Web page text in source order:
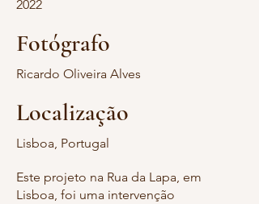
2022
Fotógrafo
Ricardo Oliveira Alves
Localização
Lisboa, Portugal
Este projeto na Rua da Lapa, em
Lisboa, foi uma intervenção